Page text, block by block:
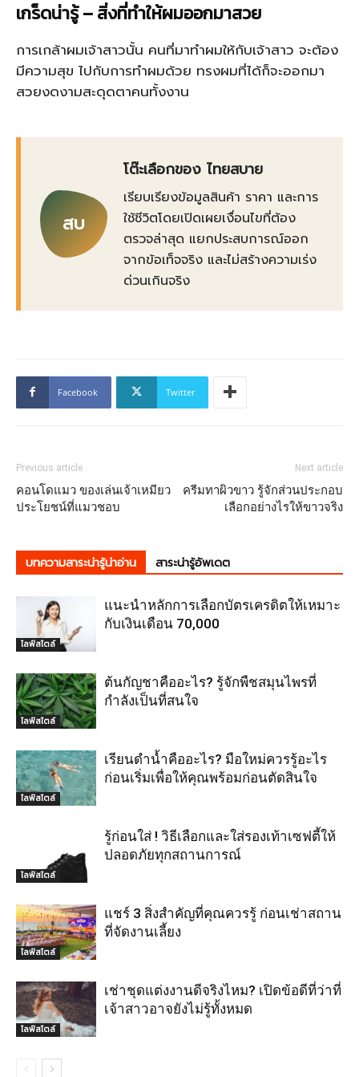
เกร็ดน่ารู้ – สิ่งที่ทำให้ผมออกมาสวย
การเกล้าผมเจ้าสาวนั้น คนที่มาทำผมให้กับเจ้าสาว จะต้อง
มีความสุข ไปกับการทำผมด้วย ทรงผมที่ได้ก็จะออกมา
สวยงดงามสะดุดตาคนทั้งงาน
สบ
โต๊ะเลือกของ ไทยสบาย
เรียบเรียงข้อมูลสินค้า ราคา และการ
ใช้ชีวิตโดยเปิดเผยเงื่อนไขที่ต้อง
ตรวจล่าสุด แยกประสบการณ์ออก
จากข้อเท็จจริง และไม่สร้างความเร่ง
ด่วนเกินจริง
Facebook Twitter
Previous article
คอนโดแมว ของเล่นเจ้าเหมียว
ประโยชน์ที่แมวชอบ
Next article
ครีมทาผิวขาว รู้จักส่วนประกอบ
เลือกอย่างไรให้ขาวจริง
บทความสาระน่ารู้น่าอ่าน สาระน่ารู้อัพเดต
ไลฟ์สไตล์
แนะนำหลักการเลือกบัตรเครดิตให้เหมาะ
กับเงินเดือน 70,000
ไลฟ์สไตล์
ต้นกัญชาคืออะไร? รู้จักพืชสมุนไพรที่
กำลังเป็นที่สนใจ
ไลฟ์สไตล์
เรียนดำน้ำคืออะไร? มือใหม่ควรรู้อะไร
ก่อนเริ่มเพื่อให้คุณพร้อมก่อนตัดสินใจ
ไลฟ์สไตล์
รู้ก่อนใส่ ! วิธีเลือกและใส่รองเท้าเซฟตี้ให้
ปลอดภัยทุกสถานการณ์
ไลฟ์สไตล์
แชร์ 3 สิ่งสำคัญที่คุณควรรู้ ก่อนเช่าสถาน
ที่จัดงานเลี้ยง
ไลฟ์สไตล์
เช่าชุดแต่งงานดีจริงไหม? เปิดข้อดีที่ว่าที่
เจ้าสาวอาจยังไม่รู้ทั้งหมด